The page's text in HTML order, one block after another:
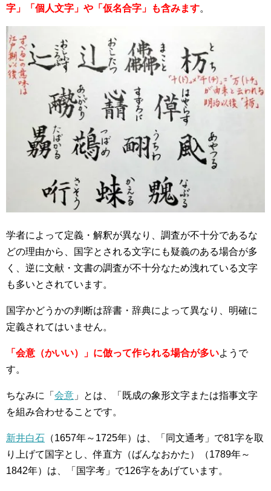
字」「個人文字」や「仮名合字」も含みます。
学者によって定義・解釈が異なり、調査が不十分であるな
どの理由から、国字とされる文字にも疑義のある場合が多
く、逆に文献・文書の調査が不十分なため洩れている文字
も多いとされています。
国字かどうかの判断は辞書・辞典によって異なり、明確に
定義されてはいません。
「会意（かいい）」に倣って作られる場合が多いようで
す。
ちなみに「 会意 」とは、「既成の象形文字または指事文字
を組み合わせることです。
新井白石 （1657年～1725年）は、「同文通考」で81字を取
り上げて国字とし、伴直方（ばんなおかた）（1789年～
1842年）は、「国字考」で126字をあげています。